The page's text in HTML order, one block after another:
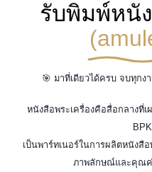
รับพิมพ์หนั
🎯 มาที่เดียวได้ครบ จบทุก
หนังสือพระเครื่องคือสื่อกลางที่
เป็นพาร์ทเนอร์ในการผลิตหนังสื
ภาพลักษณ์และคุณค่